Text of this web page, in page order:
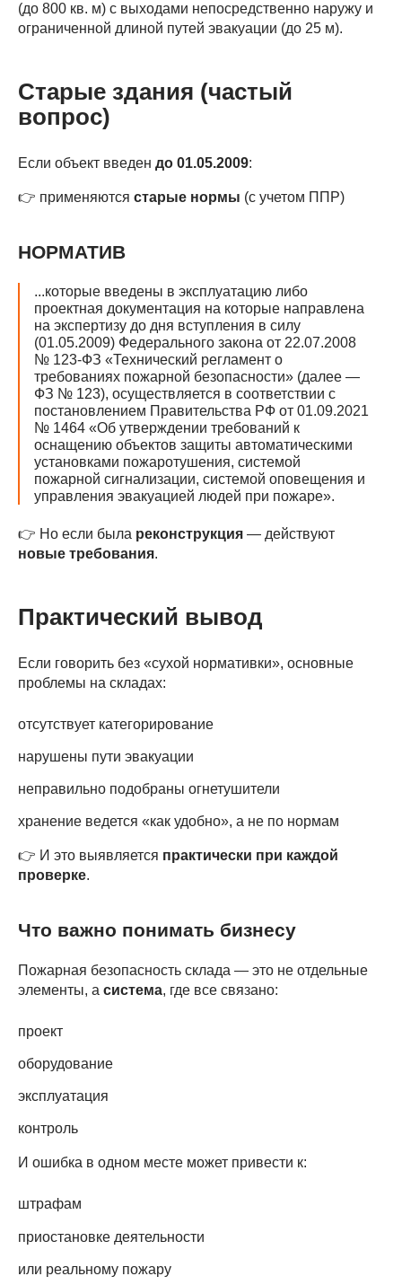
(до 800 кв. м) с выходами непосредственно наружу и
ограниченной длиной путей эвакуации (до 25 м).
Старые здания (частый
вопрос)
Если объект введен до 01.05.2009:
👉 применяются старые нормы (с учетом ППР)
НОРМАТИВ
...которые введены в эксплуатацию либо
проектная документация на которые направлена
на экспертизу до дня вступления в силу
(01.05.2009) Федерального закона от 22.07.2008
№ 123-ФЗ «Технический регламент о
требованиях пожарной безопасности» (далее —
ФЗ № 123), осуществляется в соответствии с
постановлением Правительства РФ от 01.09.2021
№ 1464 «Об утверждении требований к
оснащению объектов защиты автоматическими
установками пожаротушения, системой
пожарной сигнализации, системой оповещения и
управления эвакуацией людей при пожаре».
👉 Но если была реконструкция — действуют
новые требования.
Практический вывод
Если говорить без «сухой нормативки», основные
проблемы на складах:
отсутствует категорирование
нарушены пути эвакуации
неправильно подобраны огнетушители
хранение ведется «как удобно», а не по нормам
👉 И это выявляется практически при каждой
проверке.
Что важно понимать бизнесу
Пожарная безопасность склада — это не отдельные
элементы, а система, где все связано:
проект
оборудование
эксплуатация
контроль
И ошибка в одном месте может привести к:
штрафам
приостановке деятельности
или реальному пожару